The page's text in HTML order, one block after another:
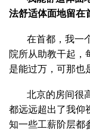
法舒适体面地留在
在首都，我一
院所从助教干起，
是能过万，可那也
北京的房间很
都远远超出了我仰
知一些工薪阶层都